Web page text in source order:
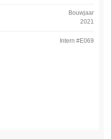
Bouwjaar
2021
Intern #E069